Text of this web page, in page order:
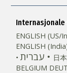
ENGLISH (US/
ENGLISH
עברית 日
BELGIUM